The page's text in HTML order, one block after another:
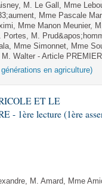
M. Le Gall, Mme
Mme Pascale
Mme Manon Meunier,
M.
Mme Simonnet, Mme
Walter - Article
en agriculture)
ET LE
1ère lecture (1ère
M. Amard, Mme